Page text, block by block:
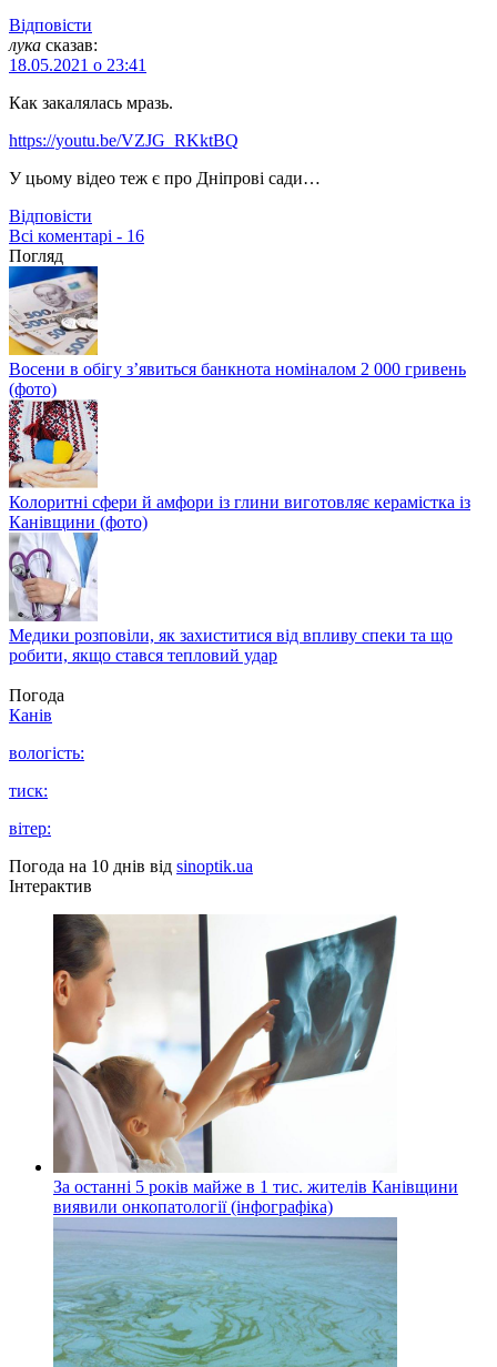
Відповіcти
лука сказав:
18.05.2021 о 23:41
Как закалялась мразь.
https://youtu.be/VZJG_RKktBQ
У цьому відео теж є про Дніпрові сади…
Відповіcти
Всі коментарі - 16
Погляд
Восени в обігу з’явиться банкнота номіналом 2 000 гривень
(фото)
Колоритні сфери й амфори із глини виготовляє керамістка із
Канівщини (фото)
Медики розповіли, як захиститися від впливу спеки та що
робити, якщо стався тепловий удар
Погода
Канів
вологість:
тиск:
вітер:
Погода на 10 днів від sinoptik.ua
Інтерактив
За останні 5 років майже в 1 тис. жителів Канівщини
виявили онкопатології (інфографіка)